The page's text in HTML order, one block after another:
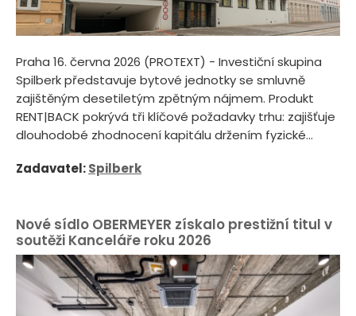
Praha 16. června 2026 (PROTEXT) - Investiční skupina
Spilberk představuje bytové jednotky se smluvně
zajištěným desetiletým zpětným nájmem. Produkt
RENT|BACK pokrývá tři klíčové požadavky trhu: zajišťuje
dlouhodobé zhodnocení kapitálu držením fyzické...
Zadavatel:Spilberk
Nové sídlo OBERMEYER získalo prestižní titul v
soutěži Kanceláře roku 2026